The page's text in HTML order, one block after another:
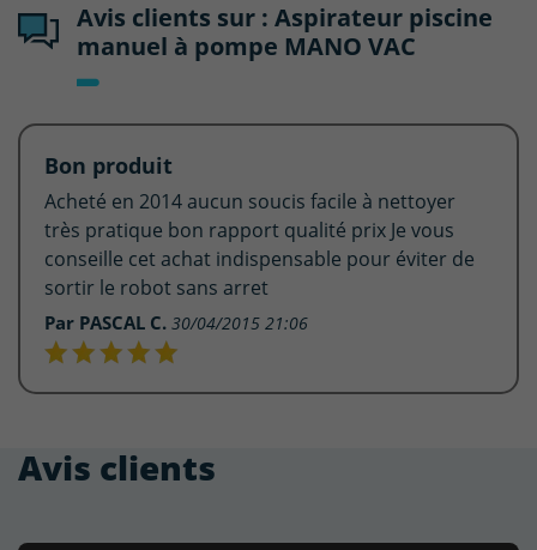
Avis clients sur : Aspirateur piscine
manuel à pompe MANO VAC
Bon produit
Acheté en 2014 aucun soucis facile à nettoyer
très pratique bon rapport qualité prix Je vous
conseille cet achat indispensable pour éviter de
sortir le robot sans arret
Par PASCAL C. 30/04/2015 21:06
Avis clients